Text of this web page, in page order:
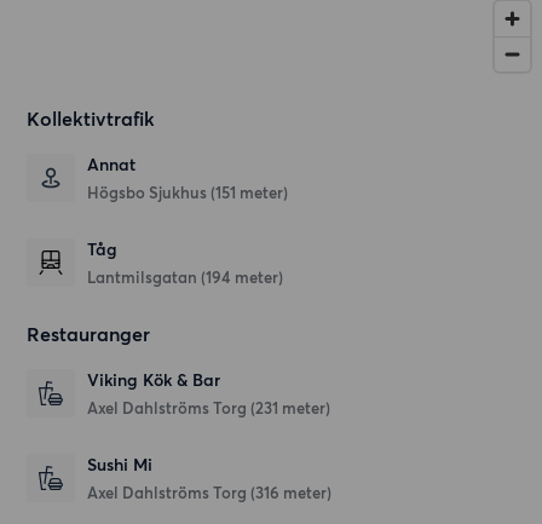
Kollektivtrafik
Annat
Högsbo Sjukhus (151 meter)
Tåg
Lantmilsgatan (194 meter)
Restauranger
Viking Kök & Bar
Axel Dahlströms Torg (231 meter)
Sushi Mi
Axel Dahlströms Torg (316 meter)